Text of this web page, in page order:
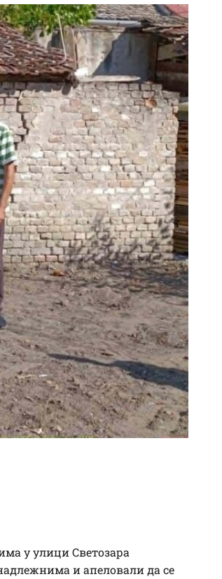
у улици Светозара
и апеловали да се